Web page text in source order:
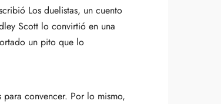
Los duelistas, un cuento
Scott lo convirtió en una
un pito que lo
convencer. Por lo mismo,